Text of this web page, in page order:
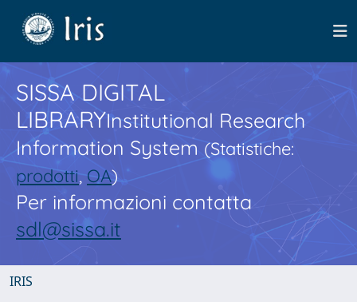
SISSA DIGITAL
LIBRARYInstitutional Research
Information System(Statistiche:
prodotti,OA)
Per informazioni contatta
sdl@sissa.it
IRIS